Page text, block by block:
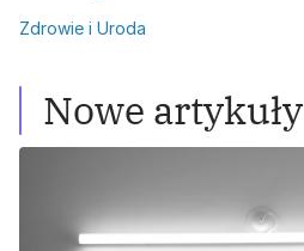
Zdrowie i Uroda
Nowe artykuły